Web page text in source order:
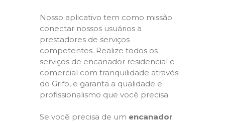
Nosso aplicativo tem como missão
conectar nossos usuários a
prestadores de serviços
competentes. Realize todos os
serviços de encanador residencial e
comercial com tranquilidade através
do Grifo, e garanta a qualidade e
profissionalismo que você precisa.
Se você precisa de um encanador